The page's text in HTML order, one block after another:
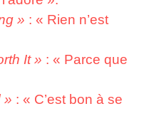
» : « Rien n’est
It » : « Parce que
» : « C’est bon à se